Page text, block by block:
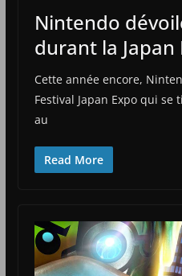
Nintendo
durant la Japan
Cette année encore,
Festival Japan Expo qui
au
Read More